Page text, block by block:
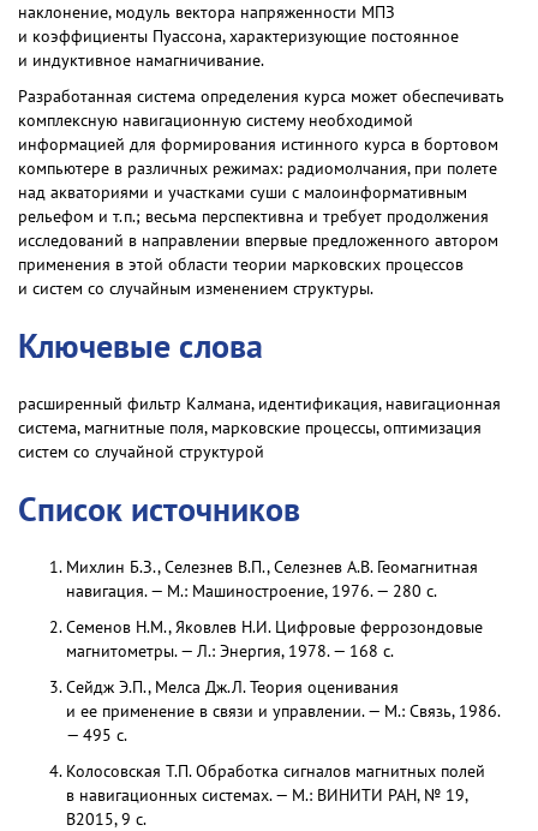
наклонение, модуль вектора напряженности МПЗ
и коэффициенты Пуассона, характеризующие постоянное
и индуктивное намагничивание.
Разработанная система определения курса может обеспечивать
комплексную навигационную систему необходимой
информацией для формирования истинного курса в бортовом
компьютере в различных режимах: радиомолчания, при полете
над акваториями и участками суши с малоинформативным
рельефом и т.п.; весьма перспективна и требует продолжения
исследований в направлении впервые предложенного автором
применения в этой области теории марковских процессов
и систем со случайным изменением структуры.
Ключевые слова
расширенный фильтр Калмана, идентификация, навигационная
система, магнитные поля, марковские процессы, оптимизация
систем со случайной структурой
Список источников
Михлин Б.З., Селезнев В.П., Селезнев А.В. Геомагнитная
навигация. — М.: Машиностроение, 1976. — 280 с.
Семенов Н.М., Яковлев Н.И. Цифровые феррозондовые
магнитометры. — Л.: Энергия, 1978. — 168 с.
Сейдж Э.П., Мелса Дж.Л. Теория оценивания
и ее применение в связи и управлении. — М.: Связь, 1986.
— 495 с.
Колосовская Т.П. Обработка сигналов магнитных полей
в навигационных системах. — М.: ВИНИТИ РАН, № 19,
В2015, 9 с.